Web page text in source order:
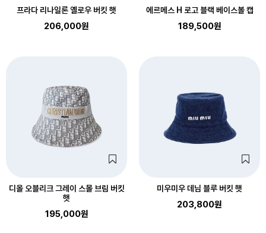
프라다 리나일론 옐로우 버킷 햇
206,000원
에르메스 H 로고 블랙 베이스볼 캡
189,500원
디올 오블리크 그레이 스몰 브림 버킷
햇
195,000원
미우미우 데님 블루 버킷 햇
203,800원